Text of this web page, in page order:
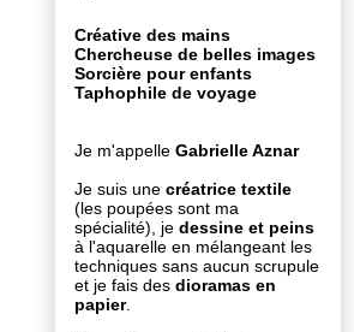
Créative des mains
Chercheuse de belles images
Sorcière pour enfants
Taphophile de voyage
Je m'appelle Gabrielle Aznar
Je suis une créatrice textile
(les poupées sont ma
spécialité), je dessine et peins
à l'aquarelle en mélangeant les
techniques sans aucun scrupule
et je fais des dioramas en
papier.